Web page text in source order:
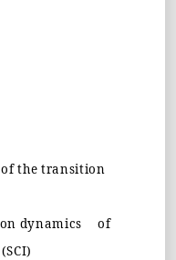
the transition
dynamics
of